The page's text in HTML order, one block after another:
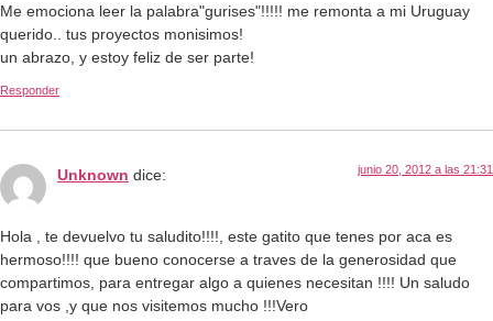
Me emociona leer la palabra"gurises"!!!!! me remonta a mi Uruguay
querido.. tus proyectos monisimos!
un abrazo, y estoy feliz de ser parte!
Responder
Unknown dice: junio 20, 2012 a las 21:31
Hola , te devuelvo tu saludito!!!!, este gatito que tenes por aca es
hermoso!!!! que bueno conocerse a traves de la generosidad que
compartimos, para entregar algo a quienes necesitan !!!! Un saludo
para vos ,y que nos visitemos mucho !!!Vero